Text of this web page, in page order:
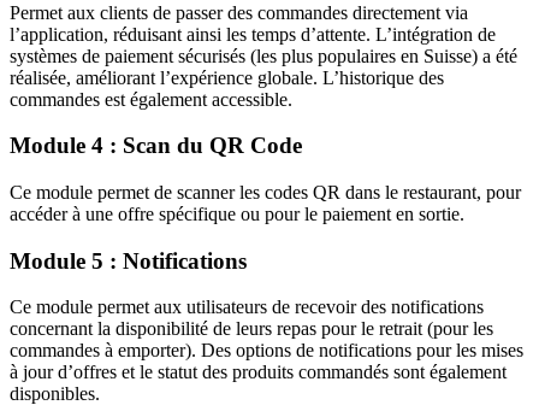
Permet aux clients de passer des commandes directement via
l’application, réduisant ainsi les temps d’attente. L’intégration de
systèmes de paiement sécurisés (les plus populaires en Suisse) a été
réalisée, améliorant l’expérience globale. L’historique des
commandes est également accessible.
Module 4 : Scan du QR Code
Ce module permet de scanner les codes QR dans le restaurant, pour
accéder à une offre spécifique ou pour le paiement en sortie.
Module 5 : Notifications
Ce module permet aux utilisateurs de recevoir des notifications
concernant la disponibilité de leurs repas pour le retrait (pour les
commandes à emporter). Des options de notifications pour les mises
à jour d’offres et le statut des produits commandés sont également
disponibles.